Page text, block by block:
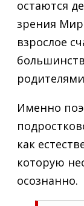
остаются
зрения
взрослое
Именно
как
которую
осознанно.